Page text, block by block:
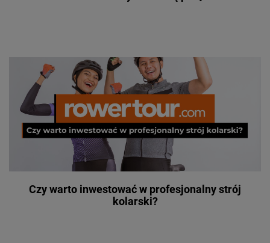
Czy warto inwestować w profesjonalny strój
kolarski?